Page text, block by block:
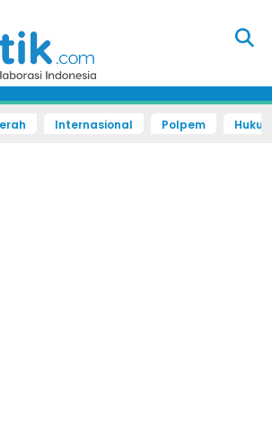
Internasional Polpem